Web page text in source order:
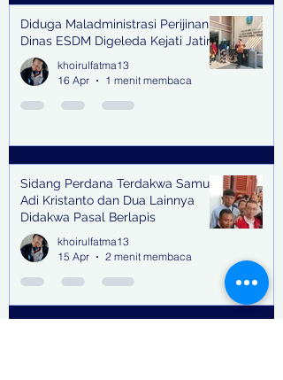
Diduga Maladministrasi Perijinan,
Dinas ESDM Digeleda Kejati Jatim
khoirulfatma13
16 Apr
1 menit membaca
Sidang Perdana Terdakwa Samuel
Adi Kristanto dan Dua Lainnya
Didakwa Pasal Berlapis
khoirulfatma13
15 Apr
2 menit membaca